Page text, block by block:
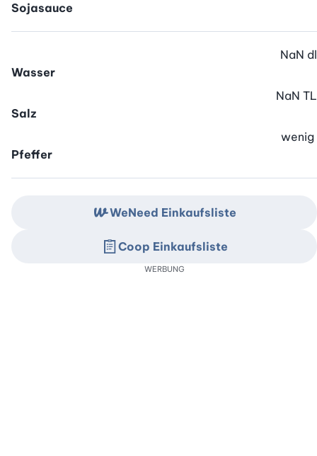
Sojasauce
Wasser
NaN dl
Salz
NaN TL
Pfeffer
wenig
WeNeed Einkaufsliste
Coop Einkaufsliste
WERBUNG